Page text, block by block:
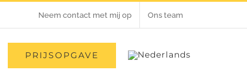
Neem contact met mij op Ons team
PRIJSOPGAVE